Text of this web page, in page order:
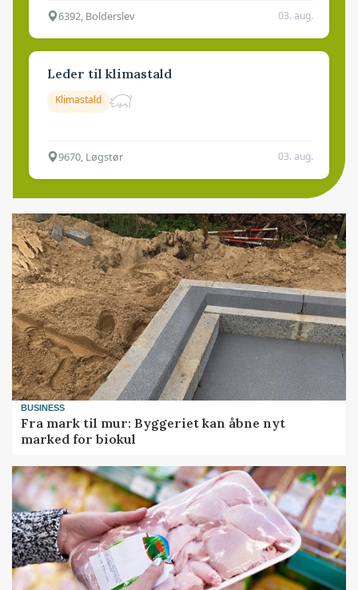
6392, Bolderslev 03. aug.
Leder til klimastald
Klimastald
9670, Løgstør 03. aug.
BUSINESS
Fra mark til mur: Byggeriet kan åbne nyt
marked for biokul